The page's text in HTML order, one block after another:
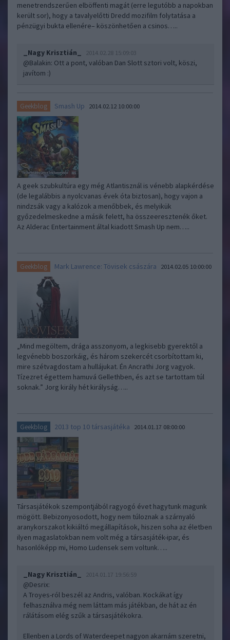
menetrendszerűen elböffenti magát (erre legutóbb a napokban
került sor), hogy a tavalyelőtti Dredd mozifilm folytatása a
pénzügyi bukta ellenére– köszönhetően a csinos…..
_Nagy Krisztián_ 2014.02.28 15:09:03
@Balakin: Ott a pont, valóban Dan Slott sztori volt, köszi,
javítom :)
Geekblog Smash Up 2014.02.12 10:00:00
A geek szubkultúra egy még Atlantisznál is vénebb alapkérdése
(de legalábbis a nyolcvanas évek óta biztosan), hogy vajon a
nindzsák vagy a kalózok a menőbbek, és melyikük
győzedelmeskedne a másik felett, ha összeeresztenék őket.
Az Alderac Entertainment által kiadott Smash Up nem…..
Geekblog Mark Lawrence: Tövisek császára 2014.02.05 10:00:00
„Mind megöltem, drága asszonyom, a legkisebb gyerektől a
legvénebb boszorkáig, és három szekercét csorbítottam ki,
mire szétvagdostam a hullájukat. Én Ancrathi Jorg vagyok.
Tízezret égettem hamuvá Gellethben, és azt se tartottam túl
soknak.” Jorg király hét királyság…..
Geekblog 2013 top 10 társasjátéka 2014.01.17 08:00:00
Társasjátékok szempontjából ragyogó évet hagytunk magunk
mögött. Bebizonyosodott, hogy nem túloznak a szárnyaló
aranykorszakot kikiáltó megállapítások, hiszen soha az életben
ilyen magaslatokban nem volt még a társasjáték-ipar, és
hasonlóképp mi, Homo Ludensek sem voltunk…..
_Nagy Krisztián_ 2014.01.17 19:56:59
@Desrix:
A Troyes-ról beszél az Andris, valóban. Kockákat így
felhasználva még nem láttam más játékban, de hát az én
rálátásom elég szűk a társasjátékokra.
Ellenben a Lords of Waterdeepet nagyon akarnám szeretni,